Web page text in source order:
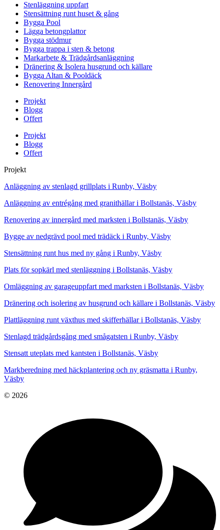
Stenläggning uppfart
Stensättning runt huset & gång
Bygga Pool
Lägga betongplattor
Bygga stödmur
Bygga trappa i sten & betong
Markarbete & Trädgårdsanläggning
Dränering & Isolera husgrund och källare
Bygga Altan & Pooldäck
Renovering Innergård
Projekt
Blogg
Offert
Projekt
Blogg
Offert
Projekt
Anläggning av stenlagd grillplats i Runby, Väsby
Anläggning av entrégång med granithällar i Bollstanäs, Väsby
Renovering av innergård med marksten i Bollstanäs, Väsby
Bygge av nedgrävd pool med trädäck i Runby, Väsby
Stensättning runt hus med ny gång i Runby, Väsby
Plats för sopkärl med stenläggning i Bollstanäs, Väsby
Omläggning av garageuppfart med marksten i Bollstanäs, Väsby
Dränering och isolering av husgrund och källare i Bollstanäs, Väsby
Plattläggning runt växthus med skifferhällar i Bollstanäs, Väsby
Stenlagd trädgårdsgång med smågatsten i Runby, Väsby
Stensatt uteplats med kantsten i Bollstanäs, Väsby
Markberedning med häckplantering och ny gräsmatta i Runby,
Väsby
© 2026